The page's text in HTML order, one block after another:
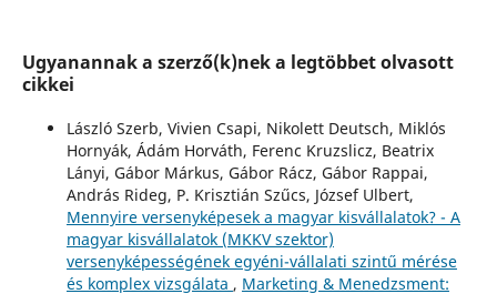
Ugyanannak a szerző(k)nek a legtöbbet olvasott
cikkei
László Szerb, Vivien Csapi, Nikolett Deutsch, Miklós
Hornyák, Ádám Horváth, Ferenc Kruzslicz, Beatrix
Lányi, Gábor Márkus, Gábor Rácz, Gábor Rappai,
András Rideg, P. Krisztián Szűcs, József Ulbert,
Mennyire versenyképesek a magyar kisvállalatok? - A
magyar kisvállalatok (MKKV szektor)
versenyképességének egyéni-vállalati szintű mérése
és komplex vizsgálata , Marketing & Menedzsment: